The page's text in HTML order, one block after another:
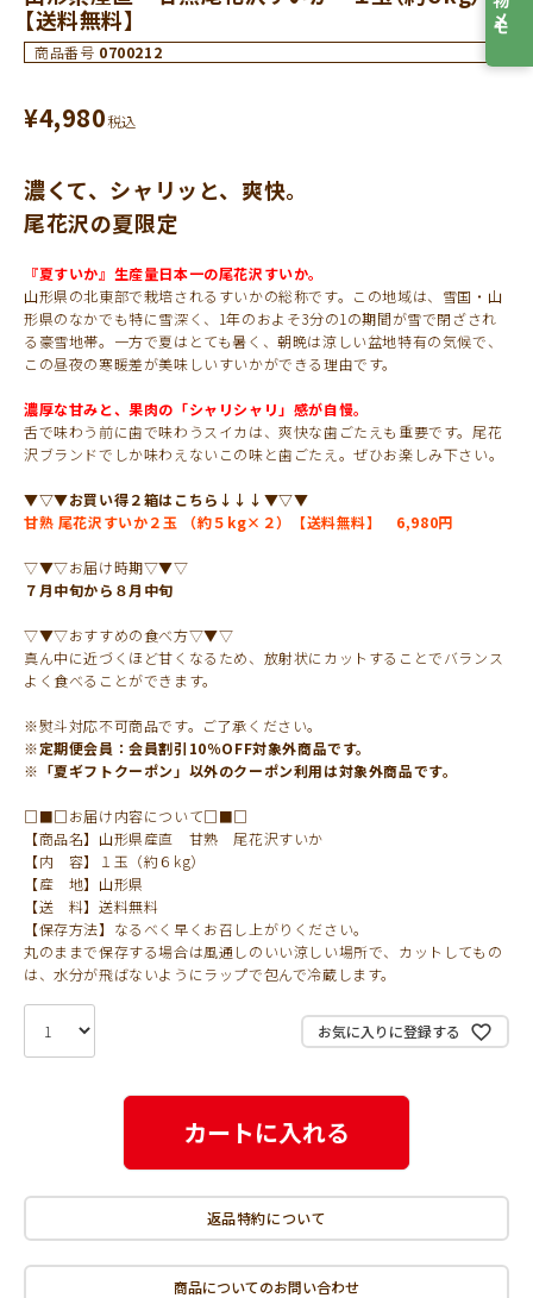
【送料無料】
商品番号 0700212
¥4,980税込
濃くて、シャリッと、爽快。
尾花沢の夏限定
『夏すいか』生産量日本一の尾花沢すいか。
山形県の北東部で栽培されるすいかの総称です。この地域は、雪国・山
形県のなかでも特に雪深く、1年のおよそ3分の1の期間が雪で閉ざされ
る豪雪地帯。一方で夏はとても暑く、朝晩は涼しい盆地特有の気候で、
この昼夜の寒暖差が美味しいすいかができる理由です。
濃厚な甘みと、果肉の「シャリシャリ」感が自慢。
舌で味わう前に歯で味わうスイカは、爽快な歯ごたえも重要です。尾花
沢ブランドでしか味わえないこの味と歯ごたえ。ぜひお楽しみ下さい。
▼▽▼お買い得２箱はこちら↓↓↓▼▽▼
甘熟 尾花沢すいか２玉 （約５kg×２）【送料無料】 6,980円
▽▼▽お届け時期▽▼▽
７月中旬から８月中旬
▽▼▽おすすめの食べ方▽▼▽
真ん中に近づくほど甘くなるため、放射状にカットすることでバランス
よく食べることができます。
※熨斗対応不可商品です。ご了承ください。
※定期便会員：会員割引10％OFF対象外商品です。
※「夏ギフトクーポン」以外のクーポン利用は対象外商品です。
□■□お届け内容について□■□
【商品名】山形県産直 甘熟 尾花沢すいか
【内 容】１玉（約６kg）
【産 地】山形県
【送 料】送料無料
【保存方法】なるべく早くお召し上がりください。
丸のままで保存する場合は風通しのいい涼しい場所で、カットしてもの
は、水分が飛ばないようにラップで包んで冷蔵します。
お気に入りに登録する
カートに入れる
返品特約について
商品についてのお問い合わせ